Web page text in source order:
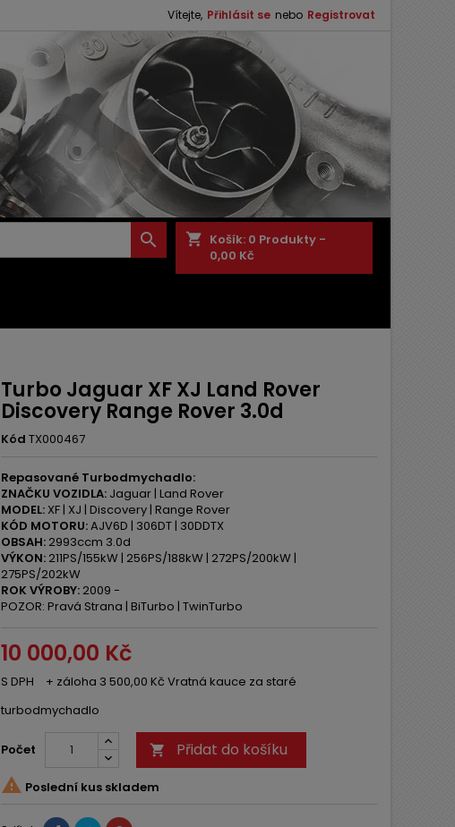
Vítejte, Přihlásit se nebo Registrovat
shopping_cart Košík: 0 Produkty -
0,00 Kč

Turbo Jaguar XF XJ Land Rover
Discovery Range Rover 3.0d
Kód TX000467
Repasované Turbodmychadlo:
ZNAČKU VOZIDLA: Jaguar | Land Rover
MODEL: XF | XJ | Discovery | Range Rover
KÓD MOTORU:AJV6D | 306DT | 30DDTX
OBSAH: 2993ccm 3.0d
VÝKON: 211PS/155kW | 256PS/188kW | 272PS/200kW |
275PS/202kW
ROK VÝROBY: 2009 -
POZOR: Pravá Strana | BiTurbo | TwinTurbo
10 000,00 Kč
S DPH
+ záloha 3 500,00 Kč Vratná kauce za staré
turbodmychadlo
Počet  Přidat do košíku
 Poslední kus skladem